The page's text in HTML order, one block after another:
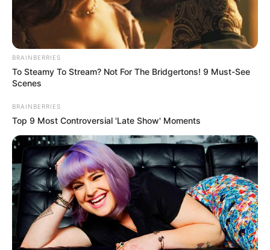
เนื้อหาที่ได้รับการโปรโมต
How Does "Darkest Hour" Spotted Secrets That No
One Knew?
BRAINBERRIES
BRAINBERRIES
To Steamy To Stream? Not For The Bridgertons! 9 Must-See
Scenes
BRAINBERRIES
Top 9 Most Controversial 'Late Show' Moments